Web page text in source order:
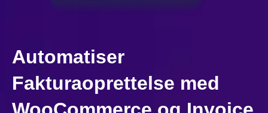
Automatiser
Fakturaoprettelse med